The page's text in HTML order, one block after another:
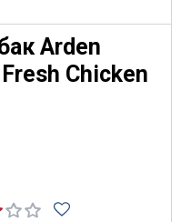
Arden
Chicken